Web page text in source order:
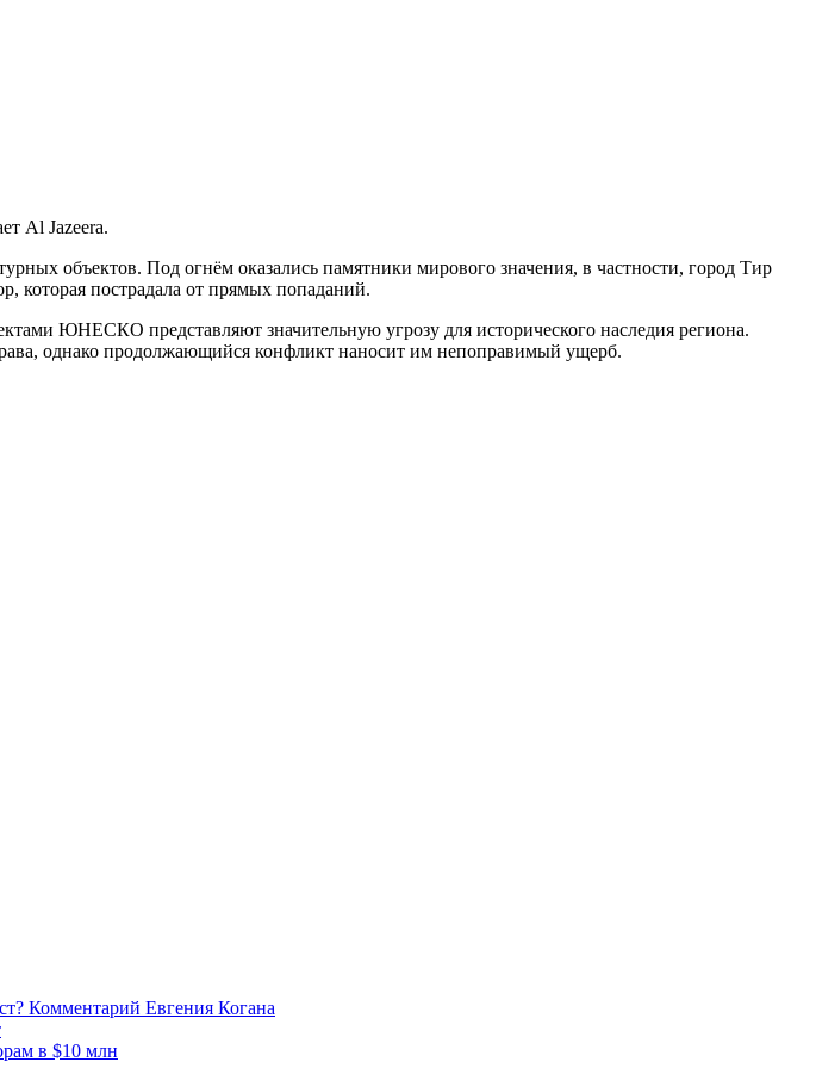
Al Jazeera.
объектов. Под огнём оказались памятники мирового значения, в частности, город Тир
которая пострадала от прямых попаданий.
ЮНЕСКО представляют значительную угрозу для исторического наследия региона.
однако продолжающийся конфликт наносит им непоправимый ущерб.
Комментарий Евгения Когана
в $10 млн